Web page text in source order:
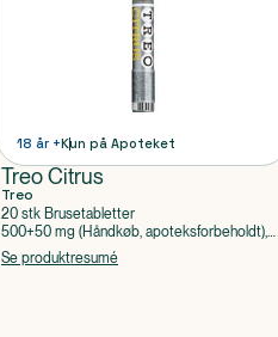
18 år +Kun på Apoteket
Treo Citrus
Treo
20 stk Brusetabletter
500+50 mg (Håndkøb, apoteksforbeholdt),
Acetylsalicylsyre, Caffein
Se produktresumé